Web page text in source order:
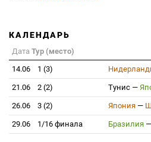
КАЛЕНДАРЬ
Дата Тур (место)
14.06
1 (3)
21.06 2 (2) Тунис —
26.06 3 (2) Япония —
29.06 1/16 финала Бразилия —